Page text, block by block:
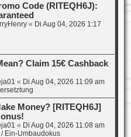
Code (RITEQH6J):
« Di Aug 04, 2026 1:17
Claim 15€ Cashback
« Di Aug 04, 2026 11:09 am
Money? [RITEQH6J]
« Di Aug 04, 2026 11:08 am
Ein-Umbaudokus